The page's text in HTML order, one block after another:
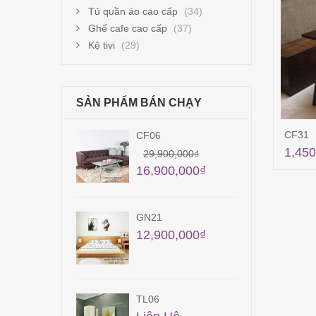
CF31
Tủ quần áo cao cấp
(34)
Ghế cafe cao cấp
(37)
Kệ tivi
(29)
SẢN PHẨM BÁN CHẠY
CF06
29,900,000₫
16,900,000₫
GN21
12,900,000₫
TL06
TB06